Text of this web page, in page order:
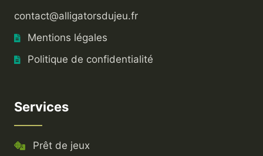
contact@alligatorsdujeu.fr
Mentions légales
Politique de confidentialité
Services
Prêt de jeux